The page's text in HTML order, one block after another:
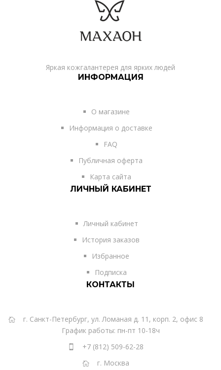
Яркая кожгалантерея для ярких людей
ИНФОРМАЦИЯ
О магазине
Информация о доставке
FAQ
Публичная оферта
Карта сайта
ЛИЧНЫЙ КАБИНЕТ
Личный кабинет
История заказов
Избранное
Подписка
КОНТАКТЫ
г. Санкт-Петербург, ул. Ломаная д. 11, корп. 2, офис 8
График работы: пн-пт 10-18ч
+7 (812) 509-62-28
г. Москва